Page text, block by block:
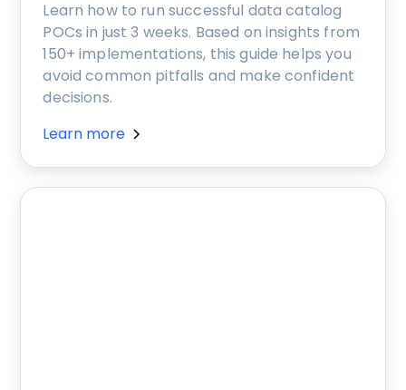
Learn how to run successful data catalog
POCs in just 3 weeks. Based on insights from
150+ implementations, this guide helps you
avoid common pitfalls and make confident
decisions.
Learn more